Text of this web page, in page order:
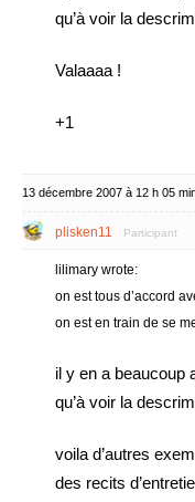
qu’à voir la
Valaaaa !
+1
13 décembre 2007 à 12 h 05
plisken11 Participant
lilimary wrote:
on est tous d’accord
on est en train de se
il y en a beaucoup
qu’à voir la
voila d’autres
des recits